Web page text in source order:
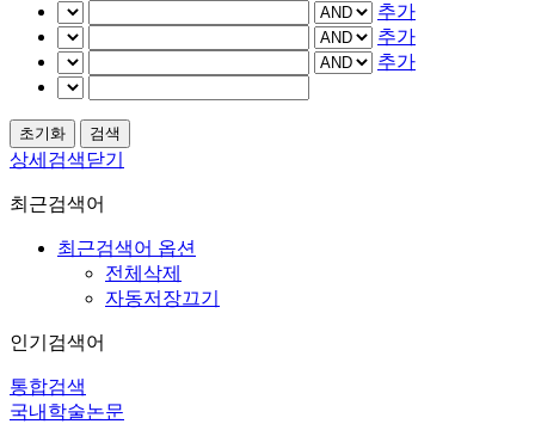
추가
추가
추가
상세검색닫기
최근검색어
최근검색어 옵션
전체삭제
자동저장끄기
인기검색어
통합검색
국내학술논문